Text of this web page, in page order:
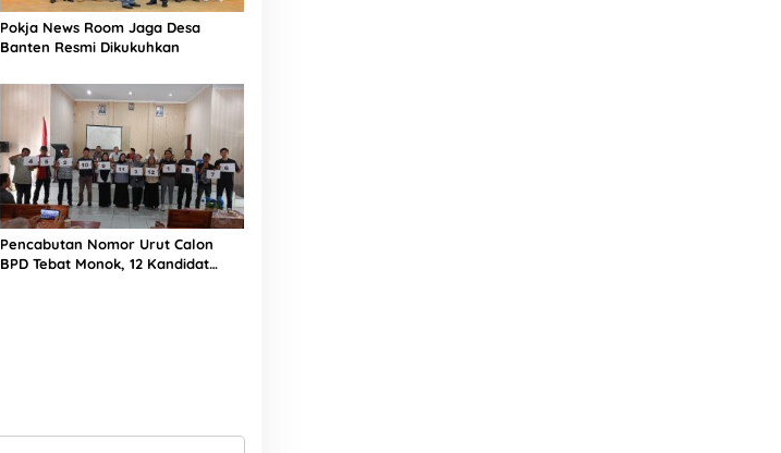
Pokja News Room Jaga Desa
Banten Resmi Dikukuhkan
Pencabutan Nomor Urut Calon
BPD Tebat Monok, 12 Kandidat